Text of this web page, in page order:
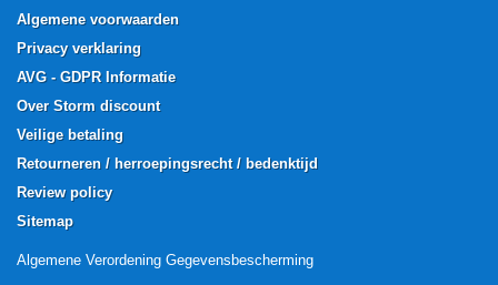
Algemene voorwaarden
Privacy verklaring
AVG - GDPR Informatie
Over Storm discount
Veilige betaling
Retourneren / herroepingsrecht / bedenktijd
Review policy
Sitemap
Algemene Verordening Gegevensbescherming